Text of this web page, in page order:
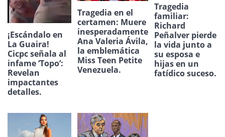
¡Escándalo en
La Guaira!
Cicpc señala al
infame ‘Topo’:
Revelan
impactantes
detalles.
Tragedia en el
certamen: Muere
inesperadamente
Ana Valeria Ávila,
la emblemática
Miss Teen Petite
Venezuela.
Tragedia
familiar:
Richard
Peñalver pierde
la vida junto a
su esposa e
hijas en un
fatídico suceso.